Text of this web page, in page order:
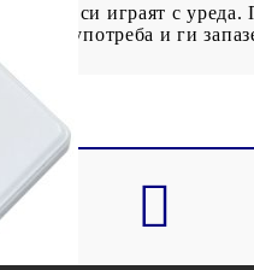
да си играят с уреда.
употреба и ги